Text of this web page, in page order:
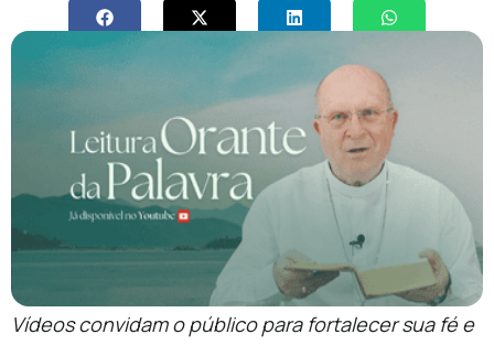
Vídeos convidam o público para fortalecer sua fé e